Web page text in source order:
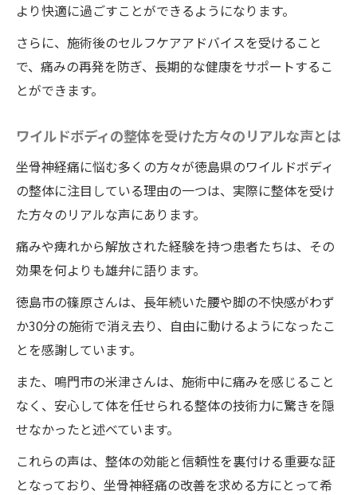
より快適に過ごすことができるようになります。
さらに、施術後のセルフケアアドバイスを受けること
で、痛みの再発を防ぎ、長期的な健康をサポートするこ
とができます。
ワイルドボディの整体を受けた方々のリアルな声とは
坐骨神経痛に悩む多くの方々が徳島県のワイルドボディ
の整体に注目している理由の一つは、実際に整体を受け
た方々のリアルな声にあります。
痛みや痺れから解放された経験を持つ患者たちは、その
効果を何よりも雄弁に語ります。
徳島市の篠原さんは、長年続いた腰や脚の不快感がわず
か30分の施術で消え去り、自由に動けるようになったこ
とを感謝しています。
また、鳴門市の米津さんは、施術中に痛みを感じること
なく、安心して体を任せられる整体の技術力に驚きを隠
せなかったと述べています。
これらの声は、整体の効能と信頼性を裏付ける重要な証
となっており、坐骨神経痛の改善を求める方にとって希